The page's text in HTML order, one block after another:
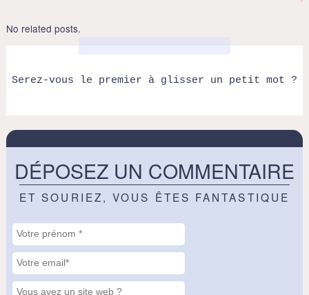
No related posts.
Serez-vous le premier à glisser un petit mot ?
DÉPOSEZ UN COMMENTAIRE
ET SOURIEZ, VOUS ÊTES FANTASTIQUE